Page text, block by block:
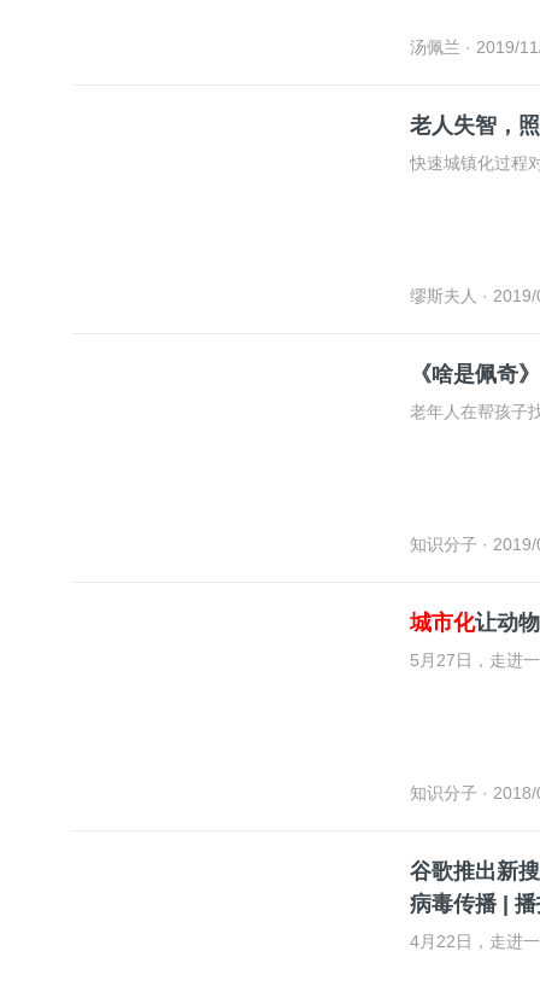
汤佩兰 · 2019/
老人失智，
快速城镇化过程
缪斯夫人 ·
《啥是佩奇
老年人在帮孩子
知识分子 ·
城市化让动
5月27日，走进
知识分子 ·
谷歌推出新
病毒传播 |
4月22日，走进